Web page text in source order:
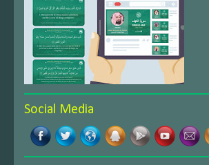
Social Media